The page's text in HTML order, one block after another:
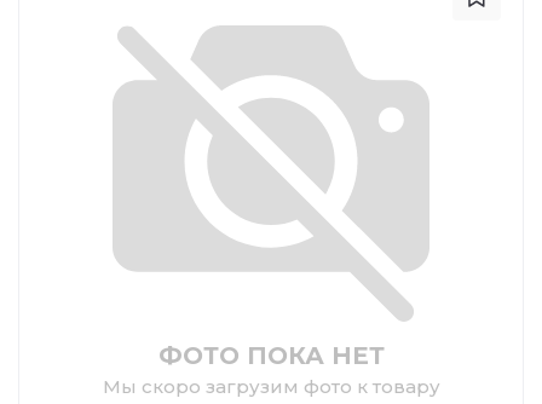
ФОТО ПОКА НЕТ
Мы скоро загрузим фото к товару